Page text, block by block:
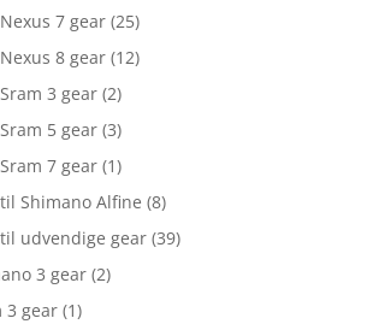
7 gear (25)
8 gear (12)
3 gear (2)
5 gear (3)
7 gear (1)
Shimano Alfine (8)
udvendige gear (39)
3 gear (2)
3 gear (1)